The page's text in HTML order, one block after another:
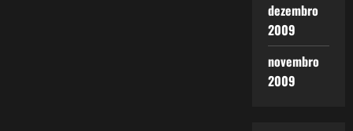
dezembro
2009
novembro
2009